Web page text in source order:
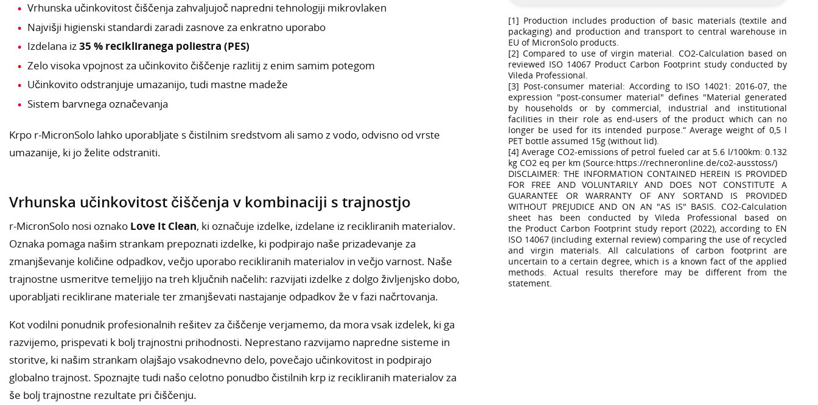
Vrhunska učinkovitost čiščenja zahvaljujoč napredni tehnologiji mikrovlaken
Najvišji higienski standardi zaradi zasnove za enkratno uporabo
Izdelana iz35 % recikliranega poliestra (PES)
Zelo visoka vpojnost za učinkovito čiščenje razlitij z enim samim potegom
Učinkovito odstranjuje umazanijo, tudi mastne madeže
Sistem barvnega označevanja
Krpo r-MicronSolo lahko uporabljate s čistilnim sredstvom ali samo z vodo, odvisno od vrste
umazanije, ki jo želite odstraniti.
Vrhunska učinkovitost čiščenja v kombinaciji s trajnostjo
r-MicronSolo nosi oznako Love It Clean, ki označuje izdelke, izdelane iz recikliranih materialov.
Oznaka pomaga našim strankam prepoznati izdelke, ki podpirajo naše prizadevanje za
zmanjševanje količine odpadkov, večjo uporabo recikliranih materialov in večjo varnost. Naše
trajnostne usmeritve temeljijo na treh ključnih načelih: razvijati izdelke z dolgo življenjsko dobo,
uporabljati reciklirane materiale ter zmanjševati nastajanje odpadkov že v fazi načrtovanja.
Kot vodilni ponudnik profesionalnih rešitev za čiščenje verjamemo, da mora vsak izdelek, ki ga
razvijemo, prispevati k bolj trajnostni prihodnosti. Neprestano razvijamo napredne sisteme in
storitve, ki našim strankam olajšajo vsakodnevno delo, povečajo učinkovitost in podpirajo
globalno trajnost. Spoznajte tudi našo celotno ponudbo čistilnih krp iz recikliranih materialov za
še bolj trajnostne rezultate pri čiščenju.
[1] Production includes production of basic materials (textile and
packaging) and production and transport to central warehouse in
EU of MicronSolo products.
[2] Compared to use of virgin material. CO2-Calculation based on
reviewed ISO 14067 Product Carbon Footprint study conducted by
Vileda Professional.
[3] Post-consumer material: According to ISO 14021: 2016-07, the
expression "post-consumer material" defines "Material generated
by households or by commercial, industrial and institutional
facilities in their role as end-users of the product which can no
longer be used for its intended purpose.“ Average weight of 0,5 l
PET bottle assumed 15g (without lid).
[4] Average CO2-emissions of petrol fueled car at 5.6 l/100km: 0.132
kg CO2 eq per km (Source:https://rechneronline.de/co2-ausstoss/)
DISCLAIMER: THE INFORMATION CONTAINED HEREIN IS PROVIDED
FOR FREE AND VOLUNTARILY AND DOES NOT CONSTITUTE A
GUARANTEE OR WARRANTY OF ANY SORTAND IS PROVIDED
WITHOUT PREJUDICE AND ON AN "AS IS" BASIS. CO2-Calculation
sheet has been conducted by Vileda Professional based on
the Product Carbon Footprint study report (2022), according to EN
ISO 14067 (including external review) comparing the use of recycled
and virgin materials. All calculations of carbon footprint are
uncertain to a certain degree, which is a known fact of the applied
methods. Actual results therefore may be different from the
statement.